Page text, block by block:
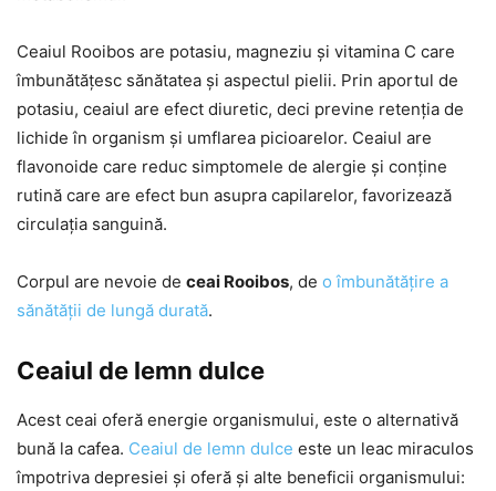
Ceaiul Rooibos are potasiu, magneziu și vitamina C care
îmbunătățesc sănătatea și aspectul pielii. Prin aportul de
potasiu, ceaiul are efect diuretic, deci previne retenția de
lichide în organism și umflarea picioarelor. Ceaiul are
flavonoide care reduc simptomele de alergie și conține
rutină care are efect bun asupra capilarelor, favorizează
circulația sanguină.
Corpul are nevoie de ceai Rooibos, de o îmbunătățire a
sănătății de lungă durată.
Ceaiul de lemn dulce
Acest ceai oferă energie organismului, este o alternativă
bună la cafea. Ceaiul de lemn dulce este un leac miraculos
împotriva depresiei și oferă și alte beneficii organismului: